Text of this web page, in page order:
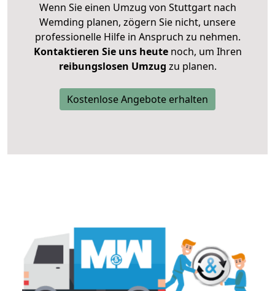
Wenn Sie einen Umzug von Stuttgart nach
Wemding planen, zögern Sie nicht, unsere
professionelle Hilfe in Anspruch zu nehmen.
Kontaktieren Sie uns heutenoch, um Ihren
reibungslosen Umzug zu planen.
Kostenlose Angebote erhalten